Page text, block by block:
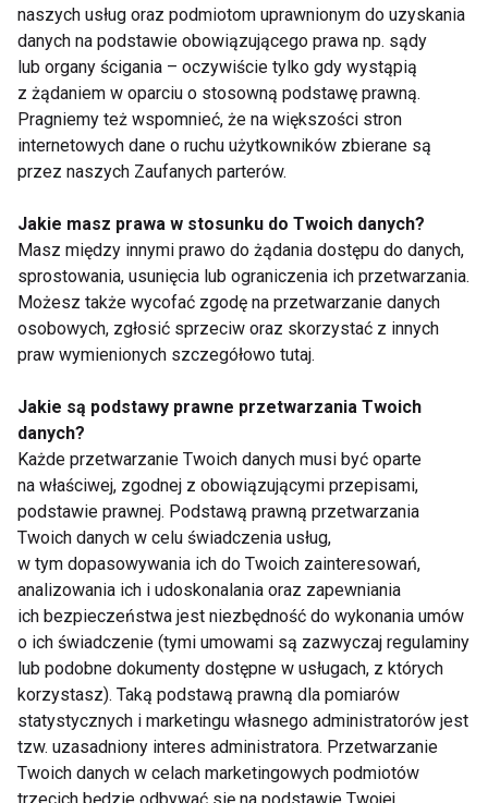
Skolioza szkodliwa
bardziej niż się zdaje!
Siedzący tryb życia
sprzyja nowotworom
Urazy kregosłupa
leczone komórkami
Nastrój w pracy
negatywnie wpływa na
Omega 3 i kurkumina
zregenerują rdzeń
kręgowy!
Ćwiczenia łagodzą lęki
pacjentów
Pokaż więcej
naszych usług oraz podmiotom uprawnionym do uzyskania
danych na podstawie obowiązującego prawa np. sądy
lub organy ścigania – oczywiście tylko gdy wystąpią
z żądaniem w oparciu o stosowną podstawę prawną.
Pragniemy też wspomnieć, że na większości stron
internetowych dane o ruchu użytkowników zbierane są
przez naszych Zaufanych parterów.
Jakie masz prawa w stosunku do Twoich danych?
Masz między innymi prawo do żądania dostępu do danych,
sprostowania, usunięcia lub ograniczenia ich przetwarzania.
Możesz także wycofać zgodę na przetwarzanie danych
osobowych, zgłosić sprzeciw oraz skorzystać z innych
praw wymienionych szczegółowo tutaj.
Jakie są podstawy prawne przetwarzania Twoich
danych?
Każde przetwarzanie Twoich danych musi być oparte
na właściwej, zgodnej z obowiązującymi przepisami,
podstawie prawnej. Podstawą prawną przetwarzania
Twoich danych w celu świadczenia usług,
w tym dopasowywania ich do Twoich zainteresowań,
analizowania ich i udoskonalania oraz zapewniania
ich bezpieczeństwa jest niezbędność do wykonania umów
o ich świadczenie (tymi umowami są zazwyczaj regulaminy
lub podobne dokumenty dostępne w usługach, z których
korzystasz). Taką podstawą prawną dla pomiarów
statystycznych i marketingu własnego administratorów jest
tzw. uzasadniony interes administratora. Przetwarzanie
Twoich danych w celach marketingowych podmiotów